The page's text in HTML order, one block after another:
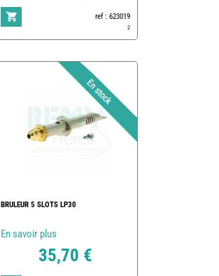
ref : 623019
2
BRULEUR 5 SLOTS LP30
En savoir plus
35,70 €